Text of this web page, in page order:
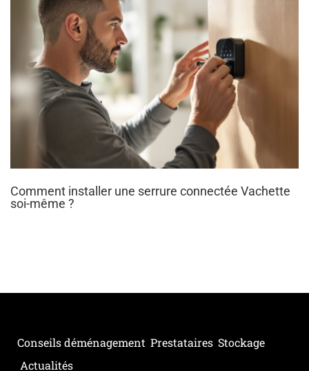
Comment installer une serrure connectée Vachette
soi-même ?
Conseils déménagement Prestataires Stockage
Actualités